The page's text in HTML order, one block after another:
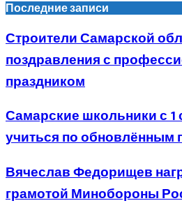
Последние записи
Строители Самарской
поздравления с
праздником
Самарские школьники с 1
учиться по обновлённым
Вячеслав Федорищев
грамотой Минобороны